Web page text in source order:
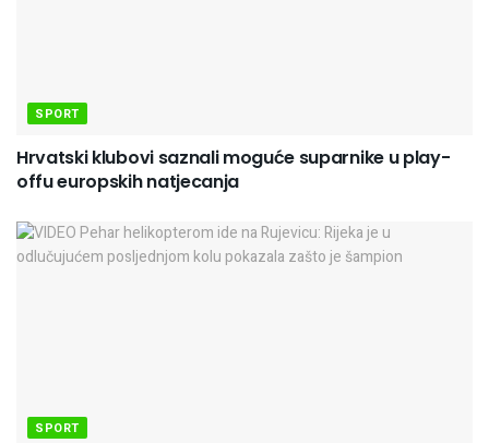
SPORT
Hrvatski klubovi saznali moguće suparnike u play-
offu europskih natjecanja
SPORT